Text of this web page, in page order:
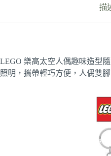
描
LEGO 樂高太空人偶趣味造型
照明，攜帶輕巧方便，人偶雙